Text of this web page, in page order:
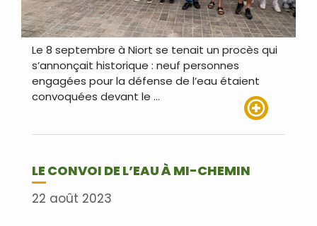
Le 8 septembre à Niort se tenait un procès qui
s’annonçait historique : neuf personnes
engagées pour la défense de l’eau étaient
convoquées devant le …
LE CONVOI DE L’EAU À MI-CHEMIN
22 août 2023